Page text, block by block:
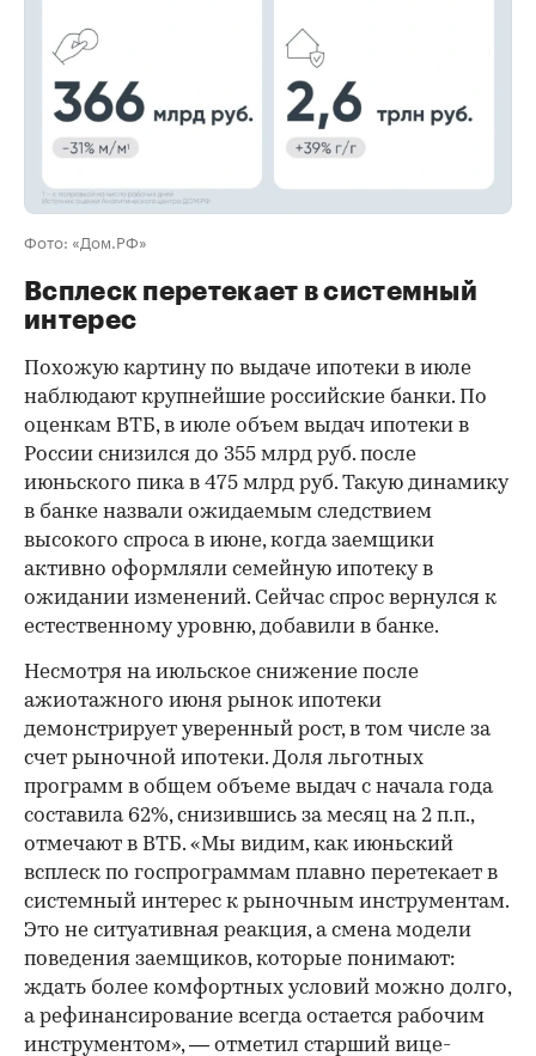
Фото: «Дом.РФ»
Всплеск перетекает в системный
интерес
Похожую картину по выдаче ипотеки в июле
наблюдают крупнейшие российские банки. По
оценкам ВТБ, в июле объем выдач ипотеки в
России снизился до 355 млрд руб. после
июньского пика в 475 млрд руб. Такую динамику
в банке назвали ожидаемым следствием
высокого спроса в июне, когда заемщики
активно оформляли семейную ипотеку в
ожидании изменений. Сейчас спрос вернулся к
естественному уровню, добавили в банке.
Несмотря на июльское снижение после
ажиотажного июня рынок ипотеки
демонстрирует уверенный рост, в том числе за
счет рыночной ипотеки. Доля льготных
программ в общем объеме выдач с начала года
составила 62%, снизившись за месяц на 2 п.п.,
отмечают в ВТБ. «Мы видим, как июньский
всплеск по госпрограммам плавно перетекает в
системный интерес к рыночным инструментам.
Это не ситуативная реакция, а смена модели
поведения заемщиков, которые понимают:
ждать более комфортных условий можно долго,
а рефинансирование всегда остается рабочим
инструментом», — отметил старший вице-